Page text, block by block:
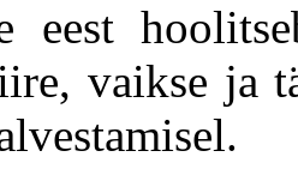
eest
vaikse ja